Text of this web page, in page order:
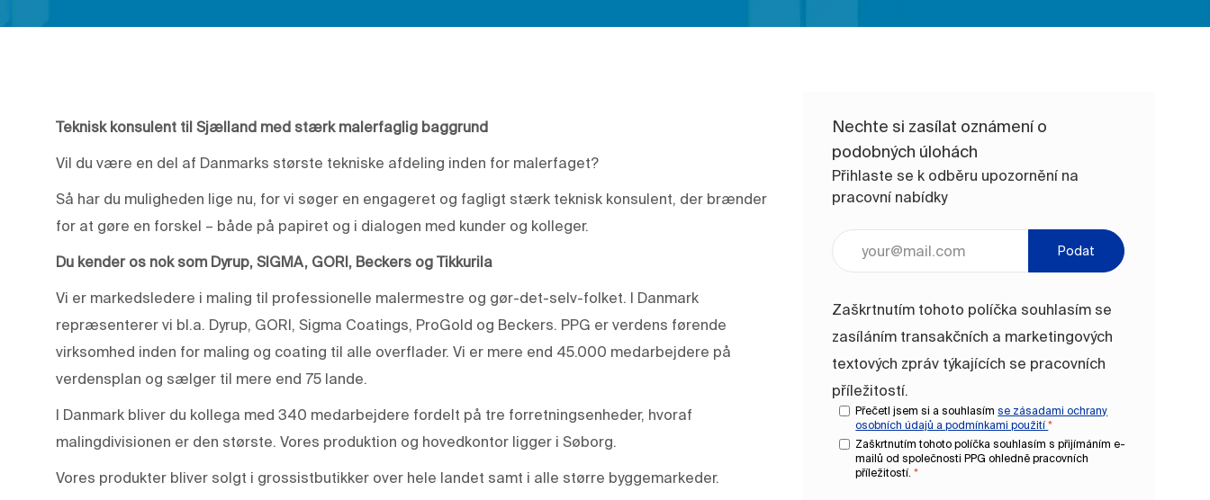
Teknisk konsulent til Sjælland med stærk malerfaglig baggrund
Vil du være en del af Danmarks største tekniske afdeling inden for malerfaget?
Så har du muligheden lige nu, for vi søger en engageret og fagligt stærk teknisk konsulent, der brænder
for at gøre en forskel – både på papiret og i dialogen med kunder og kolleger.
Du kender os nok som Dyrup, SIGMA, GORI, Beckers og Tikkurila
Vi er markedsledere i maling til professionelle malermestre og gør-det-selv-folket. I Danmark
repræsenterer vi bl.a. Dyrup, GORI, Sigma Coatings, ProGold og Beckers. PPG er verdens førende
virksomhed inden for maling og coating til alle overflader. Vi er mere end 45.000 medarbejdere på
verdensplan og sælger til mere end 75 lande.
I Danmark bliver du kollega med 340 medarbejdere fordelt på tre forretningsenheder, hvoraf
malingdivisionen er den største. Vores produktion og hovedkontor ligger i Søborg.
Vores produkter bliver solgt i grossistbutikker over hele landet samt i alle større byggemarkeder.
Nechte si zasílat oznámení o
podobných úlohách
Přihlaste se k odběru upozornění na
pracovní nabídky
Zaškrtnutím tohoto políčka souhlasím se
zasíláním transakčních a marketingových
textových zpráv týkajících se pracovních
příležitostí.
Přečetl jsem si a souhlasímse zásadami ochrany
osobních údajů apodmínkami použití*
Zaškrtnutím tohoto políčka souhlasím s přijímáním e-
mailů od společnosti PPG ohledně pracovních
příležitostí. *
Podat